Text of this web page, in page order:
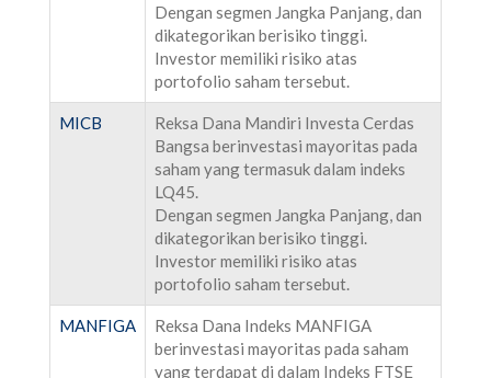
Dengan segmen Jangka Panjang, dan
dikategorikan berisiko tinggi.
Investor memiliki risiko atas
portofolio saham tersebut.
MICB
Reksa Dana Mandiri Investa Cerdas
Bangsa berinvestasi mayoritas pada
saham yang termasuk dalam indeks
LQ45.
Dengan segmen Jangka Panjang, dan
dikategorikan berisiko tinggi.
Investor memiliki risiko atas
portofolio saham tersebut.
MANFIGA
Reksa Dana Indeks MANFIGA
berinvestasi mayoritas pada saham
yang terdapat di dalam Indeks FTSE